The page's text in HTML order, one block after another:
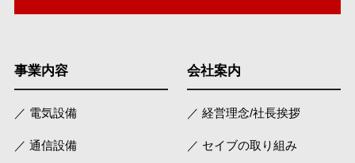
事業内容
／ 電気設備
／ 通信設備
会社案内
／ 経営理念/社長挨拶
／ セイブの取り組み